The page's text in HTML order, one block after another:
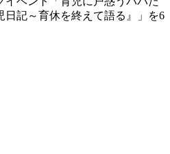
記～育休を終えて語る』」を6